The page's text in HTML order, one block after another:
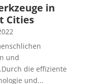
in
Cities
und
die effiziente
und...